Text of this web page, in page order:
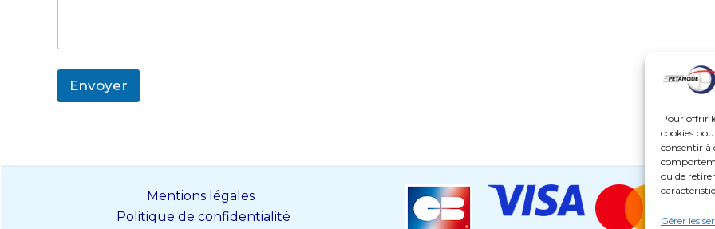
Pour offrir
cookies
consentir à
ou de
Gérer les
Envoyer
Mentions légales
Politique de confidentialité